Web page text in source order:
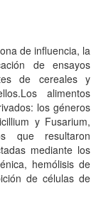
de influencia, la
de ensayos
de cereales y
alimentos
los géneros
y Fusarium,
que resultaron
mediante los
hemólisis de
de células de